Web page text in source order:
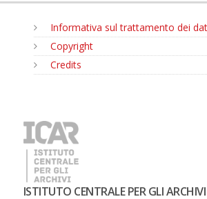
Informativa sul trattamento dei
Copyright
Credits
ISTITUTO CENTRALE PER GLI ARCHIVI